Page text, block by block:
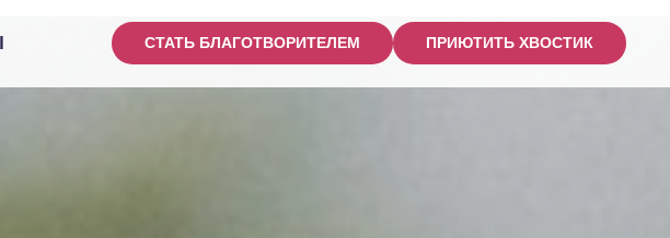
СТАТЬ БЛАГОТВОРИТЕЛЕМ ПРИЮТИТЬ ХВОСТИК